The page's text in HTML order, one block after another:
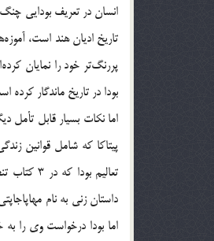
انسان در تعريف بودايي
پررنگ‌تر خود را نمايان
بودا در تاريخ ماندگار كرده
اما نكات بسيار قابل تأمل
تعاليم
داستان زني به نام